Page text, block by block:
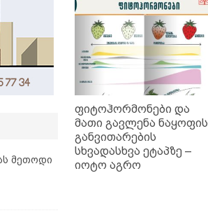
ფიტოჰორმონები და
მათი გავლენა ნაყოფის
განვითარების
სხვადასხვა ეტაპზე –
იოტო აგრო
მეთოდი